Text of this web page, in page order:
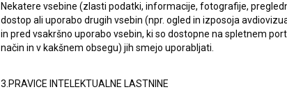
Nekatere vsebine (zlasti podatki, informacije, fotografije,
dostop ali uporabo drugih vsebin (npr. ogled in izposoja
in pred vsakršno uporabo vsebin, ki so dostopne na spletnem
način in v kakšnem obsegu) jih smejo uporabljati.
3.PRAVICE INTELEKTUALNE LASTNINE